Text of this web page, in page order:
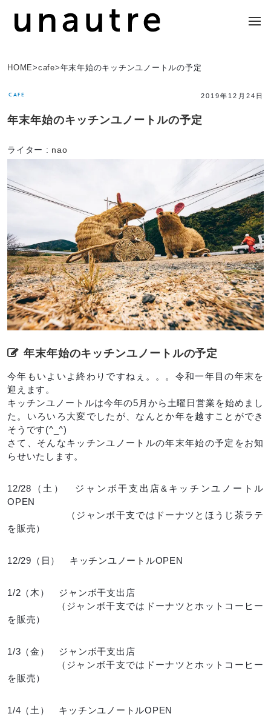
HOME>cafe>年末年始のキッチンユノートルの予定
CAFE 2019年12月24日
年末年始のキッチンユノートルの予定
ライター : nao
年末年始のキッチンユノートルの予定
今年もいよいよ終わりですねぇ。。。令和一年目の年末を
迎えます。
キッチンユノートルは今年の5月から土曜日営業を始めまし
た。いろいろ大変でしたが、なんとか年を越すことができ
そうです(^_^)
さて、そんなキッチンユノートルの年末年始の予定をお知
らせいたします。
12/28（土） ジャンボ干支出店&キッチンユノートル
OPEN
（ジャンボ干支ではドーナツとほうじ茶ラテ
を販売）
12/29（日） キッチンユノートルOPEN
1/2（木） ジャンボ干支出店
（ジャンボ干支ではドーナツとホットコーヒー
を販売）
1/3（金） ジャンボ干支出店
（ジャンボ干支ではドーナツとホットコーヒー
を販売）
1/4（土） キッチンユノートルOPEN